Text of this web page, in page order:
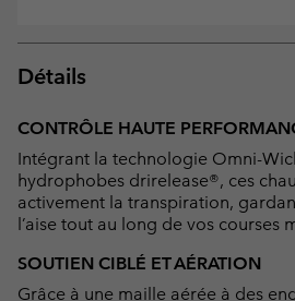
Détails
CONTRÔLE HAUTE
Intégrant la technologie Omni-
hydrophobes drirelease®, ces
activement la transpiration,
l’aise tout au long de vos courses
SOUTIEN CIBLÉ ET AÉRATION
Grâce à une maille aérée à des